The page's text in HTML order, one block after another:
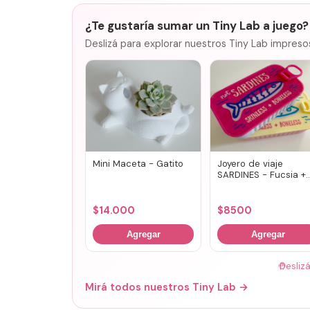
¿Te gustaría sumar un Tiny Lab a juego?
Deslizá para explorar nuestros Tiny Lab
Mini Maceta - Gatito
$14.000
Agregar
Joyero de viaje
SARDINES - Fucsia +
$8500
Agregar
🤚
Mirá todos nuestros Tiny Lab →